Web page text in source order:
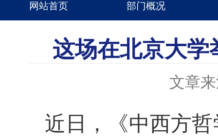
网站首页 部门概况
这场在北京大
文章
近日，《中西方